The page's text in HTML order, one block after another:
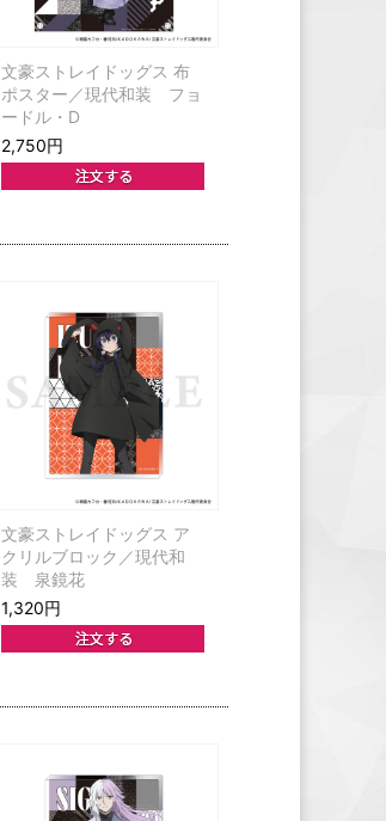
文豪ストレイドッグス 布
ポスター／現代和装 フョ
ードル・D
2,750円
文豪ストレイドッグス ア
クリルブロック／現代和
装 泉鏡花
1,320円